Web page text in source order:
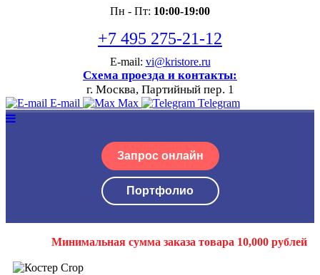
Пн - Пт: 10:00-19:00
+7 495 275-21-12
E-mail: vi@kristore.ru
Схема проезда и контакты:
г. Москва, Партийный пер. 1
E-mail Max Telegram
Запрос онлайн
Портфолио
Минимальная сумма заказа товара 10,000 рублей